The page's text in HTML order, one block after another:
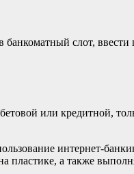
банкоматный слот,
или кредитной,
интернет-
пластике, а также